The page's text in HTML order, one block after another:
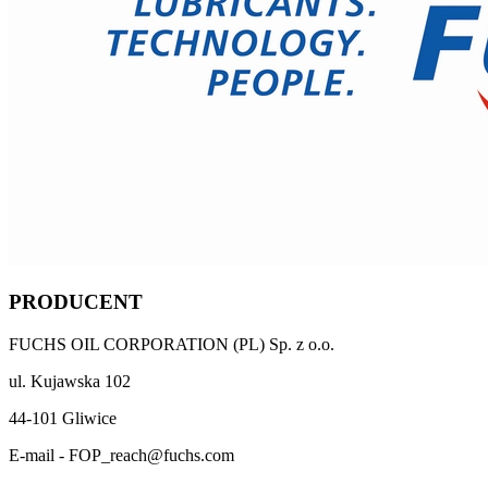
PRODUCENT
FUCHS OIL CORPORATION (PL) Sp. z o.o.
ul. Kujawska 102
44-101 Gliwice
E-mail - FOP_reach@fuchs.com